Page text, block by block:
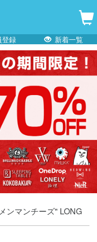
登録 新着一覧
ンマンチーズ" LONG